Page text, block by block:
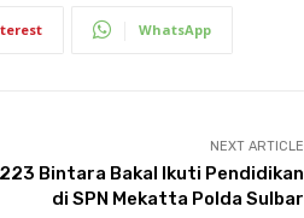
WhatsApp
NEXT ARTICLE
Bintara Bakal Ikuti Pendidikan
di SPN Mekatta Polda Sulbar